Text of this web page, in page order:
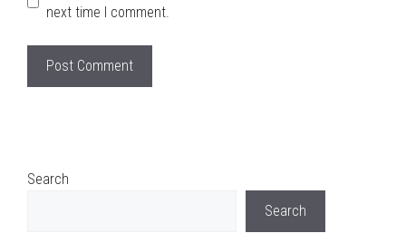
next time I comment.
Search
Search